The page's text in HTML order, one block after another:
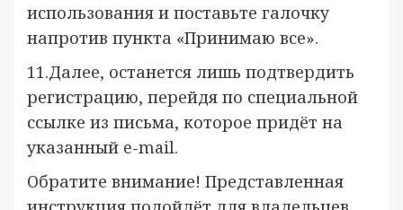
использования и поставьте галочку
напротив пункта «Принимаю все».
11.Далее, останется лишь подтвердить
регистрацию, перейдя по специальной
ссылке из письма, которое придёт на
указанный e-mail.
Обратите внимание! Представленная